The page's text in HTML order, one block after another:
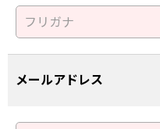
メールアドレス